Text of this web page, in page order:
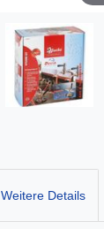
Weitere Details